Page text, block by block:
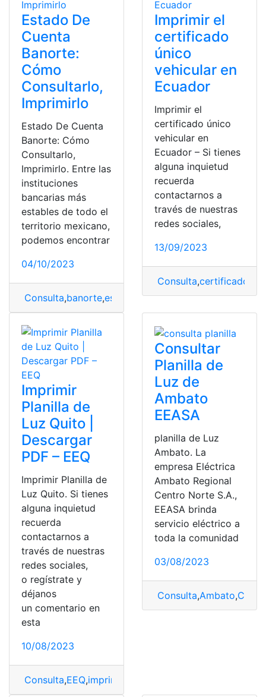
Estado De
Cuenta
Banorte:
Cómo
Consultarlo,
Imprimirlo
Estado De Cuenta
Banorte: Cómo
Consultarlo,
Imprimirlo. Entre las
instituciones
bancarias más
estables de todo el
territorio mexicano,
podemos encontrar
04/10/2023
Consulta,banorte,estado de cuenta,imprimir
Imprimir el
certificado
único
vehicular en
Ecuador
Imprimir el
certificado único
vehicular en
Ecuador – Si tienes
alguna inquietud
recuerda
contactarnos a
través de nuestras
redes sociales,
13/09/2023
Consulta,certificado
Imprimir
Planilla de
Luz Quito |
Descargar
PDF – EEQ
Imprimir Planilla de
Luz Quito. Si tienes
alguna inquietud
recuerda
contactarnos a
través de nuestras
redes sociales,
o regístrate y
déjanos
un comentario en
esta
10/08/2023
Consulta,EEQ,imprimir
Consultar
Planilla de
Luz de
Ambato
EEASA
planilla de Luz
Ambato. La
empresa Eléctrica
Ambato Regional
Centro Norte S.A.,
EEASA brinda
servicio eléctrico a
toda la comunidad
03/08/2023
Consulta,Ambato,